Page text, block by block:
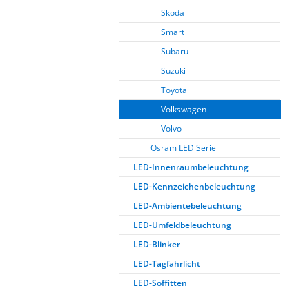
Skoda
Smart
Subaru
Suzuki
Toyota
Volkswagen
Volvo
Osram LED Serie
LED-Innenraumbeleuchtung
LED-Kennzeichenbeleuchtung
LED-Ambientebeleuchtung
LED-Umfeldbeleuchtung
LED-Blinker
LED-Tagfahrlicht
LED-Soffitten